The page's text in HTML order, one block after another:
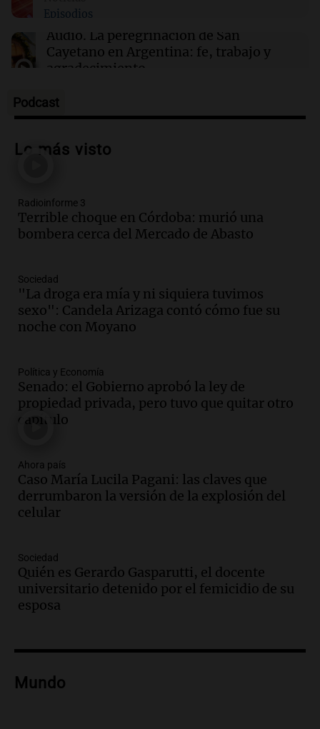
Episodios
Audio. La peregrinación de San
Cayetano en Argentina: fe, trabajo y
agradecimiento
Episodios
Audio.Detuvieron al hijo de Fran
allanamientos en Rosario
Audio.
anticipa humilidad en el Santuario de
San Cayetano
Audio.El obispo de Buenos Aires
anticipa su homilía en el Santuario de
San Cayetano en Liniers
Audio.Prisión preventiva para
motociclista por intento de homicidio
en Santa Lucía, Tucumán
Panorama Federal
Audio.
Tucumán afecta a hogares con subas de
hasta el 38% en agosto
Panorama Federal
Audio.
reporta menos víctimas fatales en
accidentes de tránsito en Mendoza
pago en chachos para empleados
Noticias
Podcast
Lo más visto
Radioinforme 3
Terrible choque en Córdoba: murió una
bombera cerca del Mercado de Abasto
Sociedad
"La droga era mía y ni siquiera tuvimos
sexo": Candela Arizaga contó cómo fue su
noche con Moyano
Política y Economía
Senado: el Gobierno aprobó la ley de
propiedad privada, pero tuvo que quitar otro
capítulo
Ahora país
Caso María Lucila Pagani: las claves que
derrumbaron la versión de la explosión del
celular
Sociedad
Quién es Gerardo Gasparutti, el docente
universitario detenido por el femicidio de su
esposa
Mundo